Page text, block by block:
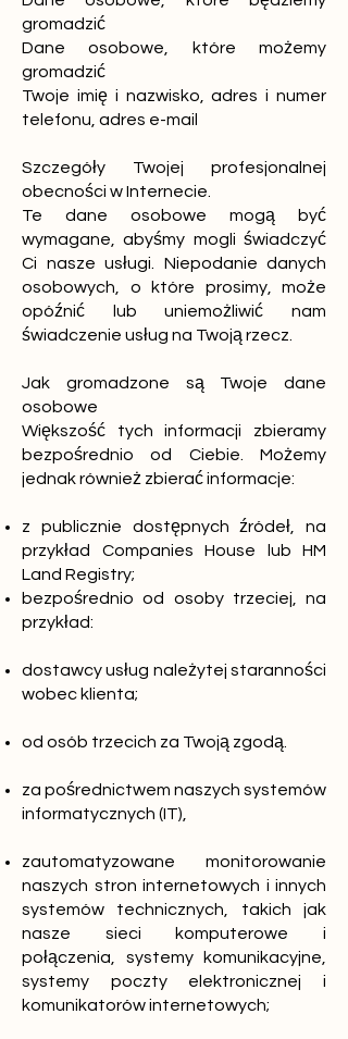
gromadzić
Dane osobowe, które możemy
gromadzić
Twoje imię i nazwisko, adres i numer
telefonu, adres e-mail
Szczegóły Twojej profesjonalnej
obecności w Internecie.
Te dane osobowe mogą być
wymagane, abyśmy mogli świadczyć
Ci nasze usługi. Niepodanie danych
osobowych, o które prosimy, może
opóźnić lub uniemożliwić nam
świadczenie usług na Twoją rzecz.
Jak gromadzone są Twoje dane
osobowe
Większość tych informacji zbieramy
bezpośrednio od Ciebie. Możemy
jednak również zbierać informacje:
z publicznie dostępnych źródeł, na
przykład Companies House lub HM
Land Registry;
bezpośrednio od osoby trzeciej, na
przykład:
dostawcy usług należytej staranności
wobec klienta;
od osób trzecich za Twoją zgodą.
za pośrednictwem naszych systemów
informatycznych (IT),
zautomatyzowane monitorowanie
naszych stron internetowych i innych
systemów technicznych, takich jak
nasze sieci komputerowe i
połączenia, systemy komunikacyjne,
systemy poczty elektronicznej i
komunikatorów internetowych;